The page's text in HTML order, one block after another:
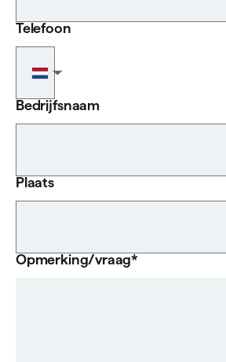
▼
Telefoon
Bedrijfsnaam
Plaats
Opmerking/vraag